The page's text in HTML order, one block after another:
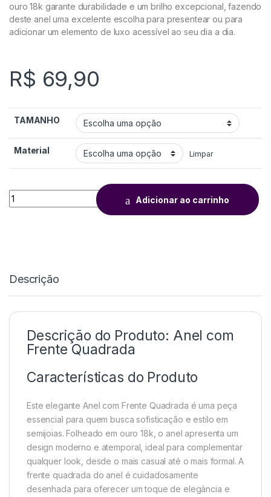
ouro 18k garante durabilidade e um brilho excepcional, fazendo
deste anel uma excelente escolha para presentear ou para
adicionar um elemento de luxo acessível ao seu dia a dia.
R$ 69,90
TAMANHO
Material Limpar
Adicionar ao carrinho
Descrição
Descrição do Produto: Anel com
Frente Quadrada
Características do Produto
Este elegante Anel com Frente Quadrada é uma peça
essencial para quem busca sofisticação e estilo em
semijoias. Folheado em ouro 18k, o anel apresenta um
design moderno e atemporal, ideal para complementar
qualquer look, desde o mais casual até o mais formal. A
frente quadrada do anel é cuidadosamente
desenhada para oferecer um toque de elegância e